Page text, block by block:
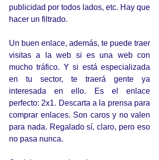
publicidad por todos lados, etc. Hay que
hacer un filtrado.
Un buen enlace, además, te puede traer
visitas a la web si es una web con
mucho tráfico. Y si está especializada
en tu sector, te traerá gente ya
interesada en ello. Es el enlace
perfecto: 2x1. Descarta a la prensa para
comprar enlaces. Son caros y no valen
para nada. Regalado sí, claro, pero eso
no pasa nunca.